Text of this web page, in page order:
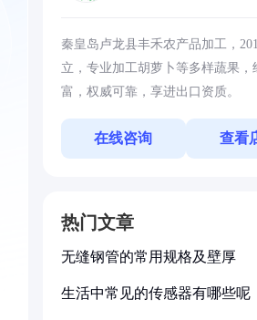
秦皇岛卢龙县丰禾农产品加工，
立，专业加工胡萝卜等多样蔬果，
富，权威可靠，享进出口资质。
在线咨询 查看
热门文章
无缝钢管的常用规格及壁厚
生活中常见的传感器有哪些呢